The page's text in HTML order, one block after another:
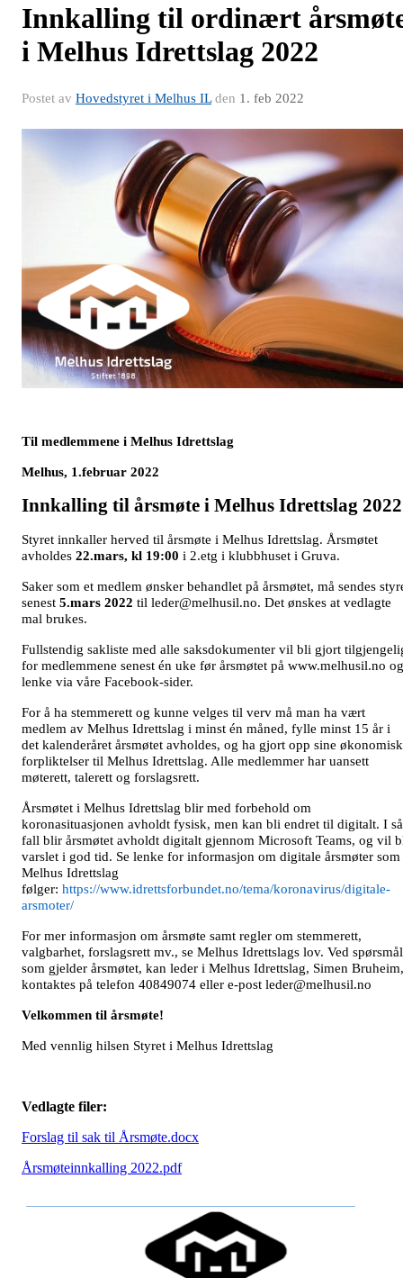
Innkalling til ordinært
i Melhus Idrettslag 2022
Postet av Hovedstyret i Melhus ILden 1. feb 2022
Til medlemmene i Melhus Idrettslag
Melhus, 1.februar 2022
Innkalling til årsmøte i Melhus Idrettslag 2022
Styret innkaller herved til årsmøte i Melhus Idrettslag. Årsmøtet
avholdes 22.mars, kl 19:00 i 2.etg i klubbhuset i Gruva.
Saker som et medlem ønsker behandlet på årsmøtet, må sendes
senest 5.mars 2022 til leder@melhusil.no. Det ønskes at vedlagte
mal brukes.
Fullstendig sakliste med alle saksdokumenter vil bli gjort
for medlemmene senest én uke før årsmøtet på www.melhusil.no og
lenke via våre Facebook-sider.
For å ha stemmerett og kunne velges til verv må man ha vært
medlem av Melhus Idrettslag i minst én måned, fylle minst 15 år i
det kalenderåret årsmøtet avholdes, og ha gjort opp sine
forpliktelser til Melhus Idrettslag. Alle medlemmer har uansett
møterett, talerett og forslagsrett.
Årsmøtet i Melhus Idrettslag blir med forbehold om
koronasituasjonen avholdt fysisk, men kan bli endret til digitalt. I så
fall blir årsmøtet avholdt digitalt gjennom Microsoft Teams, og vil
varslet i god tid. Se lenke for informasjon om digitale årsmøter som
Melhus Idrettslag
følger: https://www.idrettsforbundet.no/tema/koronavirus/digitale-
arsmoter/
For mer informasjon om årsmøte samt regler om stemmerett,
valgbarhet, forslagsrett mv., se Melhus Idrettslags lov. Ved spørsmål
som gjelder årsmøtet, kan leder i Melhus Idrettslag, Simen Bruheim,
kontaktes på telefon 40849074 eller e-post leder@melhusil.no
Velkommen til årsmøte!
Med vennlig hilsen Styret i Melhus Idrettslag
Vedlagte filer:
Forslag til sak til Årsmøte.docx
Årsmøteinnkalling 2022.pdf